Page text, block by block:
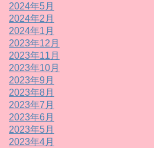
2024年5月
2024年2月
2024年1月
2023年12月
2023年11月
2023年10月
2023年9月
2023年8月
2023年7月
2023年6月
2023年5月
2023年4月